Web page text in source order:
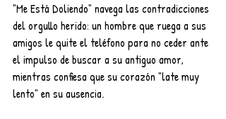
"Me Está Doliendo" navega las contradicciones
del orgullo herido: un hombre que ruega a sus
amigos le quite el teléfono para no ceder ante
el impulso de buscar a su antiguo amor,
mientras confiesa que su corazón "late muy
lento" en su ausencia.